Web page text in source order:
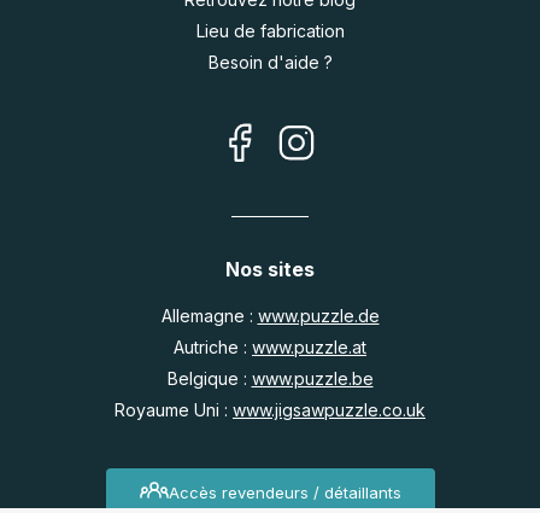
Lieu de fabrication
Besoin d'aide ?
Nos sites
Allemagne : www.puzzle.de
Autriche : www.puzzle.at
Belgique : www.puzzle.be
Royaume Uni : www.jigsawpuzzle.co.uk
Accès revendeurs / détaillants